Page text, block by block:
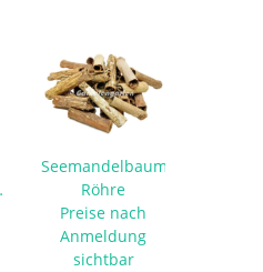
Seemandelbaum
Röhre
Preise nach
Anmeldung
sichtbar